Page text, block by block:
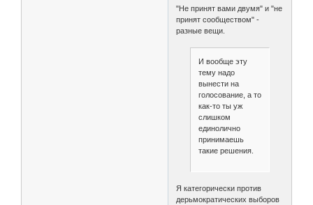
"Не принят вами двумя" и "не
принят сообществом" -
разные вещи.
И вообще эту
тему надо
вынести на
голосование, а то
как-то ты уж
слишком
единолично
принимаешь
такие решения.
Я категорически против
дерьмократических выборов